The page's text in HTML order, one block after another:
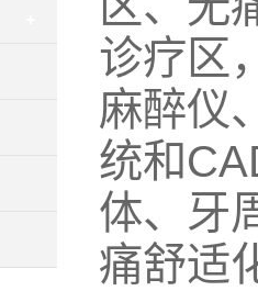
诊疗区
麻醉仪
统和
体、牙
痛舒适